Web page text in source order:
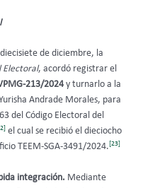
diecisiete de diciembre, la
Electoral, acordó registrar el
VPMG-213/2024y turnarlo a la
Andrade Morales, para
del Código Electoral del
el cual se recibió el dieciocho
TEEM-SGA-3491/2024.[23]
integración. Mediante